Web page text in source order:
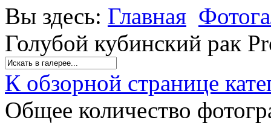
Вы здесь: Главная
Голубой кубинский рак
К обзорной странице
Общее количество